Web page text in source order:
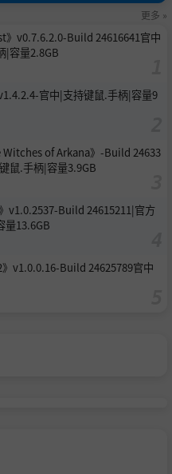
更多 »
》v0.7.6.2.0-Build 24616641官中
|容量2.8GB
官中|支持键鼠.手柄|容量9
Witches of Arkana》-Build 24633
鼠.手柄|容量3.9GB
v1.0.2537-Build 24615211|官方
量13.6GB
》v1.0.0.16-Build 24625789官中